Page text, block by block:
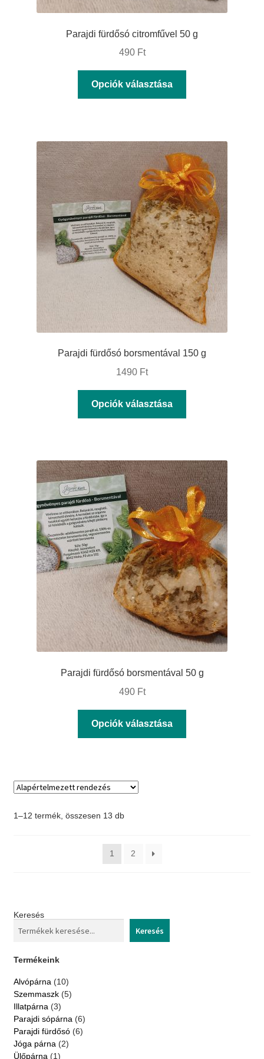
Parajdi fürdősó citromfűvel 50 g
490 Ft
Opciók választása
variációja
van.
A
változatok
a
termékoldalon
választhatók
ki
Parajdi fürdősó borsmentával 150 g
1490 Ft
Opciók választása
variációja
van.
A
változatok
a
termékoldalon
választhatók
Parajdi fürdősó borsmentával 50 g
490 Ft
Opciók választása
1–12 termék, összesen 13 db
1 2
Keresés
Keresés
Termékeink
Alvópárna 1010
termék
Szemmaszk 55
termék
Illatpárna 33
termék
Parajdi sópárna 66
termék
Parajdi fürdősó 66
termék
Jóga párna 22
termék
Ülőpárna 11